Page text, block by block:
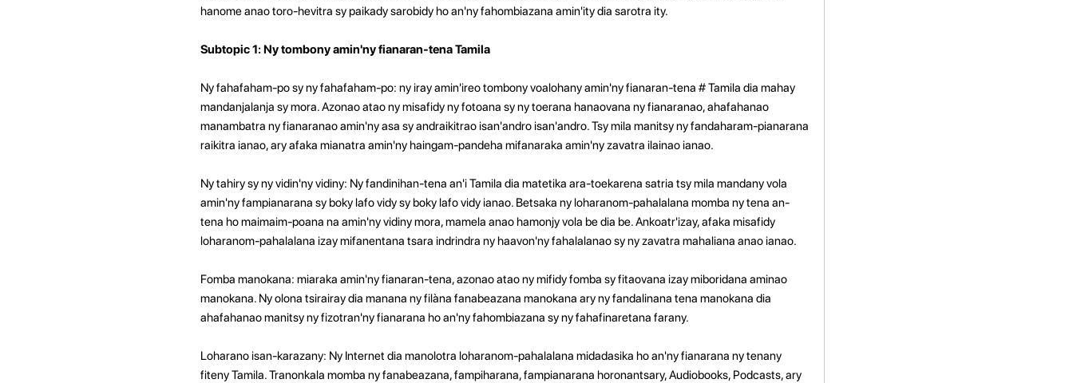
hanome anao toro-hevitra sy paikady sarobidy ho an'ny fahombiazana amin'ity dia sarotra ity.
Subtopic 1: Ny tombony amin'ny fianaran-tena Tamila
Ny fahafaham-po sy ny fahafaham-po: ny iray amin'ireo tombony voalohany amin'ny fianaran-tena # Tamila dia mahay
mandanjalanja sy mora. Azonao atao ny misafidy ny fotoana sy ny toerana hanaovana ny fianaranao, ahafahanao
manambatra ny fianaranao amin'ny asa sy andraikitrao isan'andro isan'andro. Tsy mila manitsy ny fandaharam-pianarana
raikitra ianao, ary afaka mianatra amin'ny haingam-pandeha mifanaraka amin'ny zavatra ilainao ianao.
Ny tahiry sy ny vidin'ny vidiny: Ny fandinihan-tena an'i Tamila dia matetika ara-toekarena satria tsy mila mandany vola
amin'ny fampianarana sy boky lafo vidy sy boky lafo vidy ianao. Betsaka ny loharanom-pahalalana momba ny tena an-
tena ho maimaim-poana na amin'ny vidiny mora, mamela anao hamonjy vola be dia be. Ankoatr'izay, afaka misafidy
loharanom-pahalalana izay mifanentana tsara indrindra ny haavon'ny fahalalanao sy ny zavatra mahaliana anao ianao.
Fomba manokana: miaraka amin'ny fianaran-tena, azonao atao ny mifidy fomba sy fitaovana izay miboridana aminao
manokana. Ny olona tsirairay dia manana ny filàna fanabeazana manokana ary ny fandalinana tena manokana dia
ahafahanao manitsy ny fizotran'ny fianarana ho an'ny fahombiazana sy ny fahafinaretana farany.
Loharano isan-karazany: Ny Internet dia manolotra loharanom-pahalalana midadasika ho an'ny fianarana ny tenany
fiteny Tamila. Tranonkala momba ny fanabeazana, fampiharana, fampianarana horonantsary, Audiobooks, Podcasts, ary